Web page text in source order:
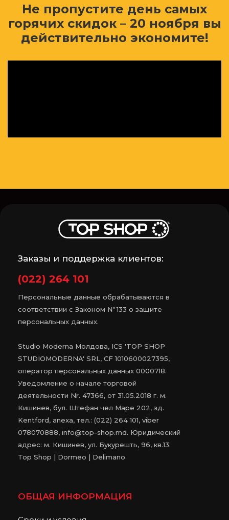
Не пропустите день самых
горячих скидок – 20 ноября вы
действительно экономите!
Заказы и поддержка клиентов:
(022) 264 101
Персональные данные обрабатываются в
соответствии с Законом № 133 о защите
персональных данных.
Studio Moderna Молдова, ICS 'TOP SHOP
STUDIOMODERNA' SRL, CF 1010600027395,
оператор персональных данных 0000718.
Уведомление о начале торговой
деятельности Nr. 47366, от 31.05.2018 г. м.
Кишинев, бул. Штефан чел Маре 202, зд.
Kentford, anexa, тел.: (022) 264 101, viber
078070888, info@top-shop.md. Юридический
адрес: м. Кишинев, ул. Букурешть, 96, кв.13.
Top Shop | Dormeo | Delimano
ОБЩАЯ ИНФОРМАЦИЯ